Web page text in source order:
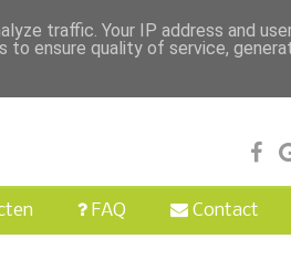
FAQ Contact
traffic. Your IP address and
to ensure quality of service,